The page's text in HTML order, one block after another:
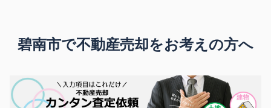
碧南市で不動産売却をお考えの方へ